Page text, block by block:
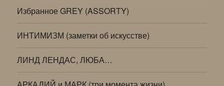
Избранное GREY (ASSORTY)
ИНТИМИЗМ (заметки об искусстве)
ЛИНД ЛЕНДАС, ЛЮБА…